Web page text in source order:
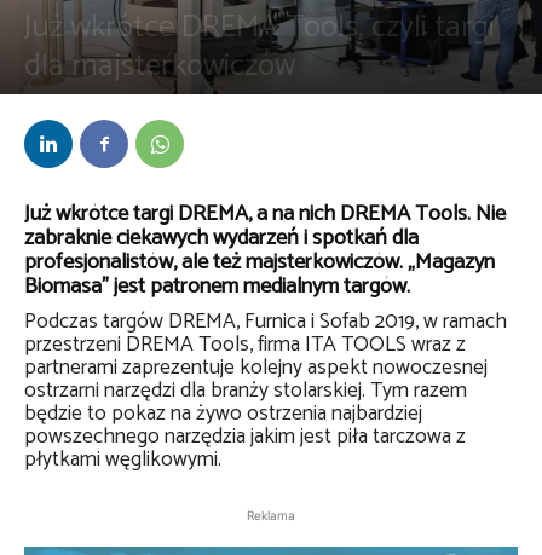
Już wkrótce DREMA Tools, czyli targi
dla majsterkowiczów
Już wkrótce targi DREMA, a na nich DREMA Tools. Nie
zabraknie ciekawych wydarzeń i spotkań dla
profesjonalistów, ale też majsterkowiczów. „Magazyn
Biomasa” jest patronem medialnym targów.
Podczas targów DREMA, Furnica i Sofab 2019, w ramach
przestrzeni DREMA Tools, firma ITA TOOLS wraz z
partnerami zaprezentuje kolejny aspekt nowoczesnej
ostrzarni narzędzi dla branży stolarskiej. Tym razem
będzie to pokaz na żywo ostrzenia najbardziej
powszechnego narzędzia jakim jest piła tarczowa z
płytkami węglikowymi.
Reklama